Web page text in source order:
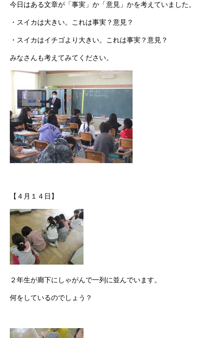
今日はある文章が「事実」か「意見」かを考えていました。
・スイカは大きい。これは事実？意見？
・スイカはイチゴより大きい。これは事実？意見？
みなさんも考えてみてください。
【４月１４日】
２年生が廊下にしゃがんで一列に並んでいます。
何をしているのでしょう？